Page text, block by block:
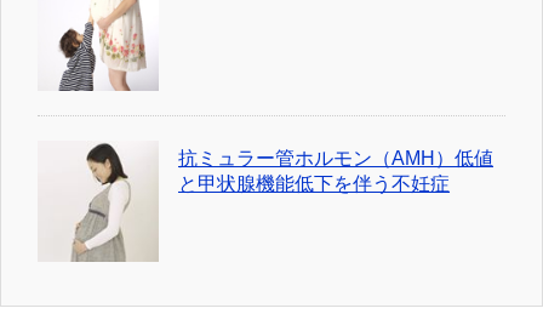
抗ミュラー管ホルモン（AMH）低値
と甲状腺機能低下を伴う不妊症